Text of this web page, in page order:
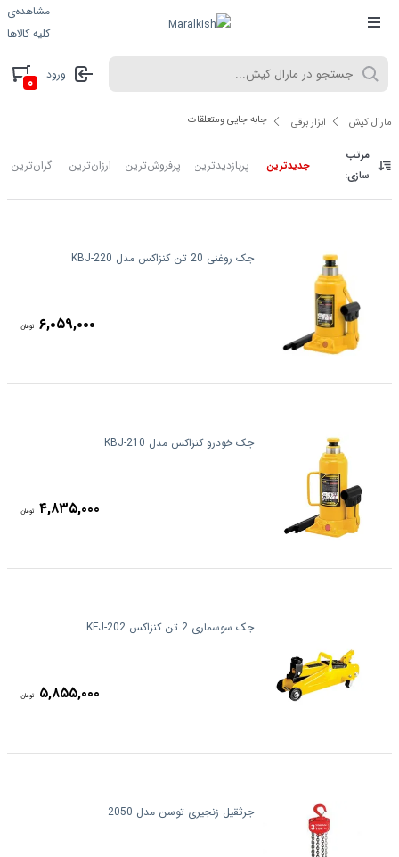
مشاهده‌ی
کلیه کالاها
ورود ۰
مارال کیش ابزار برقی جابه جایی ومتعلقات
مرتب
سازی:
جدیدترین پربازدیدترین پرفروش‌ترین ارزان‌ترین گران‌ترین
جک روغنی 20 تن کنزاکس مدل KBJ-220
۶,۰۵۹,۰۰۰ تومان
جک خودرو کنزاکس مدل KBJ-210
۴,۸۳۵,۰۰۰ تومان
جک سوسماری 2 تن کنزاکس KFJ-202
۵,۸۵۵,۰۰۰ تومان
جرثقیل زنجیری توسن مدل 2050